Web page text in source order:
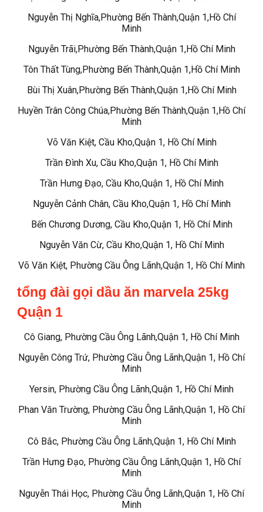
Nguyễn Thị Nghĩa,Phường Bến Thành,Quận 1,Hồ Chí
Minh
Nguyễn Trãi,Phường Bến Thành,Quận 1,Hồ Chí Minh
Tôn Thất Tùng,Phường Bến Thành,Quận 1,Hồ Chí Minh
Bùi Thị Xuân,Phường Bến Thành,Quận 1,Hồ Chí Minh
Huyền Trân Công Chúa,Phường Bến Thành,Quận 1,Hồ Chí
Minh
Võ Văn Kiệt, Cầu Kho,Quận 1, Hồ Chí Minh
Trần Đình Xu, Cầu Kho,Quận 1, Hồ Chí Minh
Trần Hưng Đạo, Cầu Kho,Quận 1, Hồ Chí Minh
Nguyễn Cảnh Chân, Cầu Kho,Quận 1, Hồ Chí Minh
Bến Chương Dương, Cầu Kho,Quận 1, Hồ Chí Minh
Nguyễn Văn Cừ, Cầu Kho,Quận 1, Hồ Chí Minh
Võ Văn Kiệt, Phường Cầu Ông Lãnh,Quận 1, Hồ Chí Minh
tổng đài gọi dầu ăn marvela 25kg
Quận 1
Cô Giang, Phường Cầu Ông Lãnh,Quận 1, Hồ Chí Minh
Nguyễn Công Trứ, Phường Cầu Ông Lãnh,Quận 1, Hồ Chí
Minh
Yersin, Phường Cầu Ông Lãnh,Quận 1, Hồ Chí Minh
Phan Văn Trường, Phường Cầu Ông Lãnh,Quận 1, Hồ Chí
Minh
Cô Bắc, Phường Cầu Ông Lãnh,Quận 1, Hồ Chí Minh
Trần Hưng Đạo, Phường Cầu Ông Lãnh,Quận 1, Hồ Chí
Minh
Nguyễn Thái Học, Phường Cầu Ông Lãnh,Quận 1, Hồ Chí
Minh